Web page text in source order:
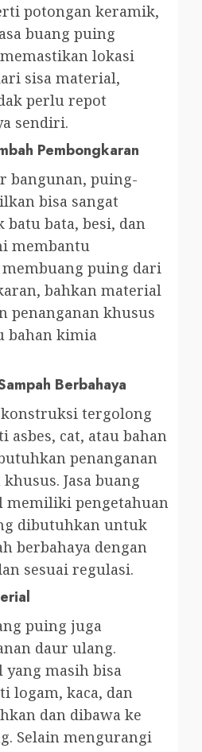
potongan keramik,
buang puing
lokasi
sisa material,
perlu repot
sendiri.
Pembongkaran
bangunan, puing-
bisa sangat
batu bata, besi, dan
membantu
puing dari
bahkan material
penanganan khusus
bahan kimia
Berbahaya
tergolong
asbes, cat, atau bahan
penanganan
Jasa buang
memiliki pengetahuan
dibutuhkan untuk
berbahaya dengan
sesuai regulasi.
puing juga
daur ulang.
masih bisa
logam, kaca, dan
dan dibawa ke
Selain mengurangi